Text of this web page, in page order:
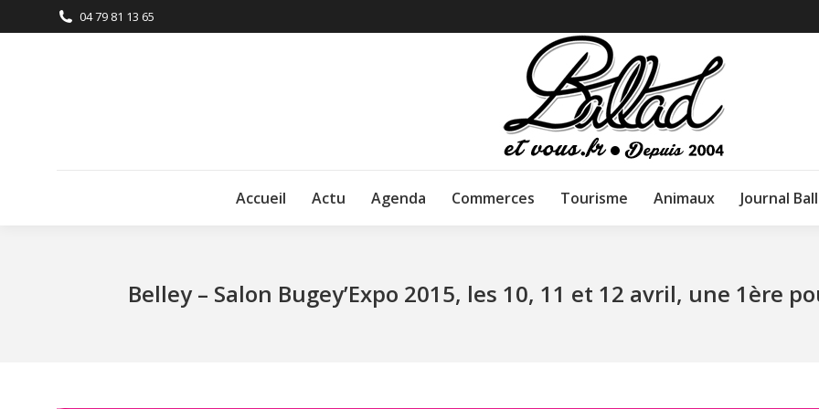
04 79 81 13 65
Accueil Actu Agenda Commerces Tourisme Animaux Journal
Belley – Salon Bugey’Expo 2015, les 10, 11 et 12 avril, une 1ère